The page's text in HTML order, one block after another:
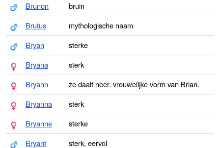
Brunon
bruin
Brutus
mythologische naam
Bryan
sterke
Bryana
sterk
Bryann
ze daalt neer. vrouwelijke vorm van Brian.
Bryanna
sterk
Bryanne
sterke
Bryant
sterk, eervol